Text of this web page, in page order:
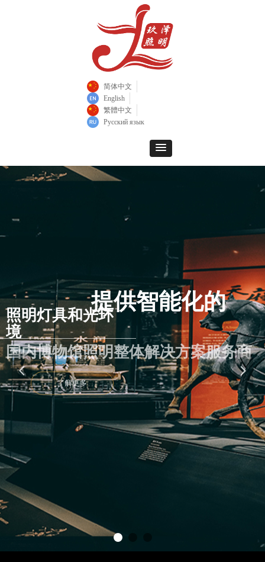
提供智能化的
国内博物馆照明整体解决方案服务商
了解更多
照明灯具和光环
境
넳 넲
简体中文
English
繁體中文
Русский язык